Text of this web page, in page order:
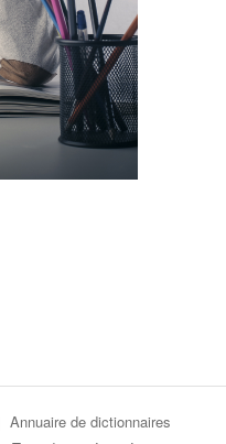
Annuaire de dictionnaires